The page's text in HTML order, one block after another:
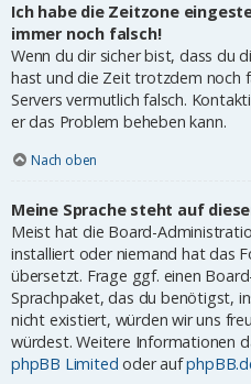
Ich habe die Zeitzone
immer noch falsch!
Wenn du dir sicher bist, dass du
hast und die Zeit trotzdem noch
Servers vermutlich falsch.
er das Problem beheben kann.
Nach oben
Meine Sprache steht auf
Meist hat die Board-
installiert oder niemand hat das
übersetzt. Frage ggf. einen
Sprachpaket, das du benötigst,
nicht existiert, würden wir uns
würdest. Weitere Informationen
phpBB Limited oder auf